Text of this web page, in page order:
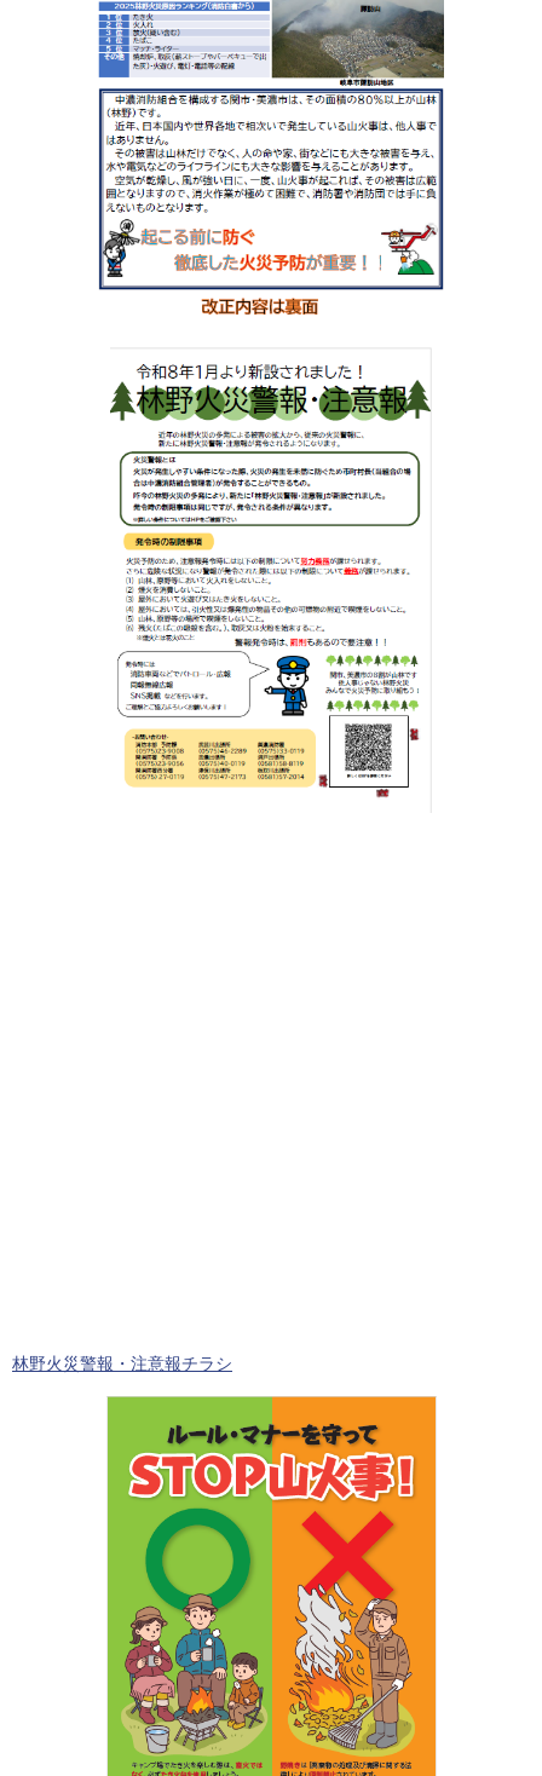
林野火災警報・注意報チラシ